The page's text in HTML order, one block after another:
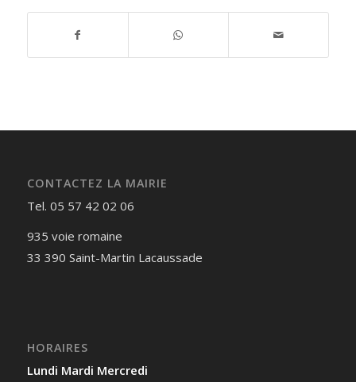
CONTACTEZ LA MAIRIE
Tel. 05 57 42 02 06
935 voie romaine
33 390 Saint-Martin Lacaussade
HORAIRES
Lundi Mardi Mercredi